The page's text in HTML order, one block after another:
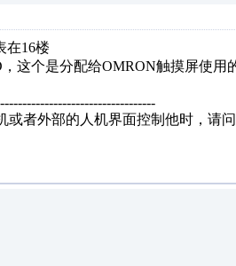
在16楼
个是分配给OMRON触摸屏使用
或者外部的人机界面控制他时，请